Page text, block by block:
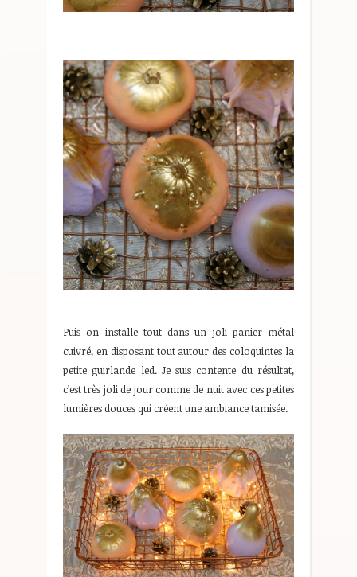
Puis on installe tout dans un joli panier métal
cuivré, en disposant tout autour des coloquintes la
petite guirlande led. Je suis contente du résultat,
c’est très joli de jour comme de nuit avec ces petites
lumières douces qui créent une ambiance tamisée.